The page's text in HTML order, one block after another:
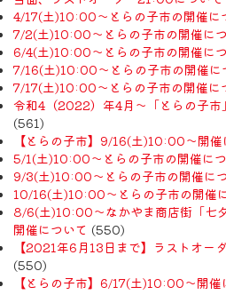
4/17(土)10:00～とらの子市の開催に
7/2(土)10:00～とらの子市の開催に
6/4(土)10:00～とらの子市の開催に
7/16(土)10:00～とらの子市の開催に
7/17(土)10:00～とらの子市の開催に
令和4（2022）年4月〜「とらの子市
(561)
【とらの子市】9/16(土)10:00～開催
5/1(土)10:00～とらの子市の開催に
9/3(土)10:00～とらの子市の開催に
10/16(土)10:00～とらの子市の開催
8/6(土)10:00～なかやま商店街「七
開催について (550)
【2021年6月13日まで】ラストオ
(550)
【とらの子市】6/17(土)10:00～開催